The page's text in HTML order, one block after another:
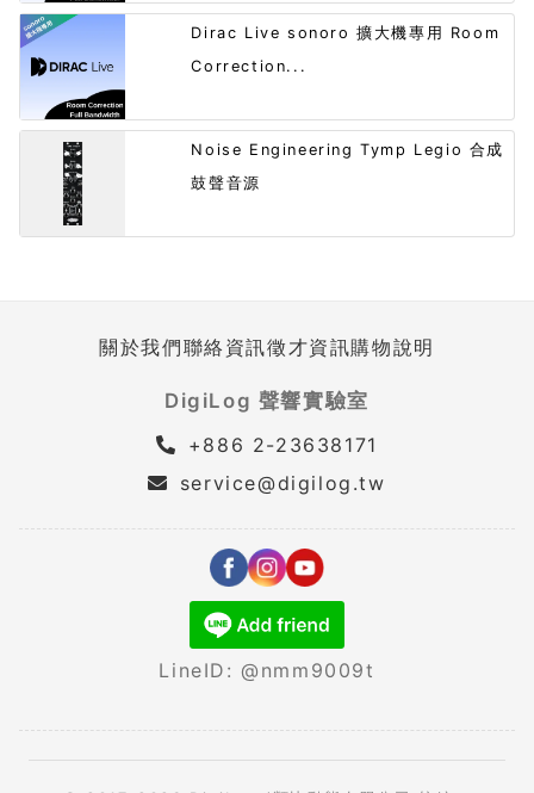
Dirac Live sonoro 擴大機專用 Room
Correction...
Noise Engineering Tymp Legio 合成
鼓聲音源
關於我們聯絡資訊徵才資訊購物說明
DigiLog 聲響實驗室
+886 2-23638171
service@digilog.tw
LineID: @nmm9009t